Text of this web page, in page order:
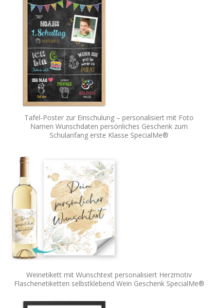
Tafel-Poster zur Einschulung – personalisiert mit Foto
Namen Wunschdaten persönliches Geschenk zum
Schulanfang erste Klasse SpecialMe®
Weinetikett mit Wunschtext personalisiert Herzmotiv
Flaschenetiketten selbstklebend Wein Geschenk SpecialMe®